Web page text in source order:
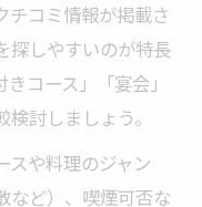
チコミ情報が掲載さ
探しやすいのが特長
コース」「宴会」
討しましょう。
スや料理のジャン
など）、喫煙可否な